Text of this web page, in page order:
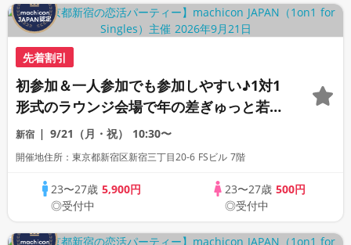
先着割引
初参加＆一人参加でも参加しやすい♪1対1
形式のラウンジ会場で年の差ぎゅっと若め
の同世代恋活パーティー♪《上質な1対1相
席専用会場》《全席半個室》《飲み放題付
新宿 9/21（月・祝） 10:30〜
開催地住所：東京都新宿区新宿三丁目20-6 FSビル 7階
23〜27歳5,900円
◎受付中
23〜27歳 500円
◎受付中